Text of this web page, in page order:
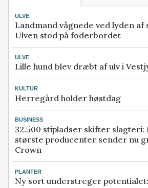
ULVE
Landmand vågnede ved lyden
Ulven stod på foderbordet
ULVE
Lille hund blev dræbt af ulv i
KULTUR
Herregård holder høstdag
BUSINESS
32.500 stipladser skifter slagteri:
største producenter sender nu
Crown
PLANTER
Ny sort understreger